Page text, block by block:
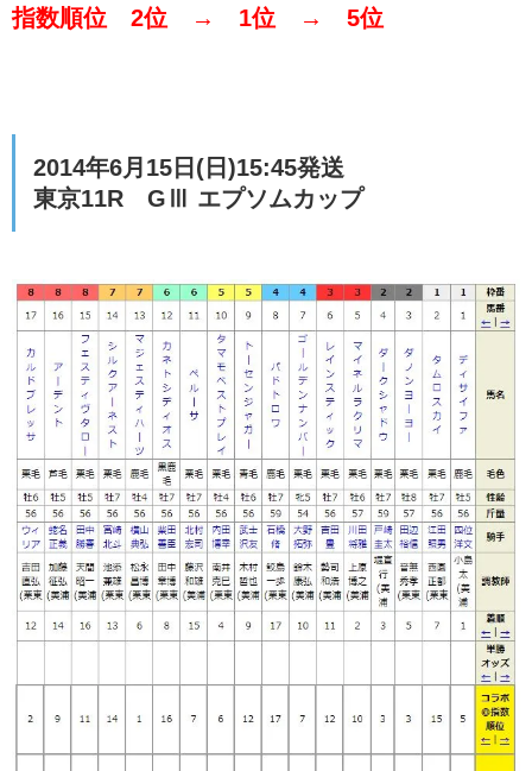
指数順位 2位 → 1位 → 5位
2014年6月15日(日)15:45発送
東京11R GⅢ エプソムカップ